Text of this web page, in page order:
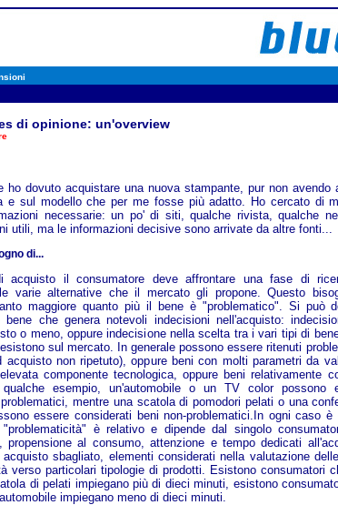
di opinione: un'overview
ho dovuto acquistare una nuova stampante, pur non avendo
e sul modello che per me fosse più adatto. Ho cercato di
necessarie: un po' di siti, qualche rivista, qualche
utili, ma le informazioni decisive sono arrivate da altre fonti...
di...
acquisto il consumatore deve affrontare una fase di
varie alternative che il mercato gli propone. Questo
maggiore quanto più il bene è "problematico". Si può
bene che genera notevoli indecisioni nell'acquisto:
o meno, oppure indecisione nella scelta tra i vari tipi di
sul mercato. In generale possono essere ritenuti
acquisto non ripetuto), oppure beni con molti parametri da
componente tecnologica, oppure beni relativamente
esempio, un'automobile o un TV color possono
mentre una scatola di pomodori pelati o una
essere considerati beni non-problematici.In ogni caso è
è relativo e dipende dal singolo
propensione al consumo, attenzione e tempo dedicati
sbagliato, elementi considerati nella valutazione
verso particolari tipologie di prodotti. Esistono consumatori
di pelati impiegano più di dieci minuti, esistono
impiegano meno di dieci minuti.